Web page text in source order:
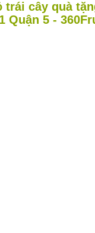
trái cây quà
Quận 5 -